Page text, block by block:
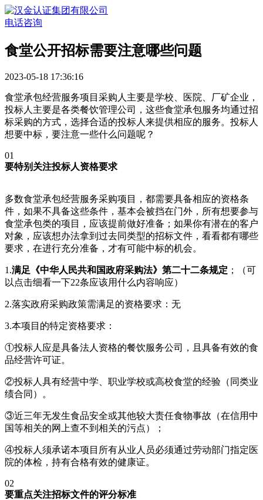
电话咨询
食堂公开招标需要注意哪些问题
2023-05-18 17:36:16
食堂承包经营服务项目采购人主要是学校、医院、厂矿企业，
投标人主要是各类餐饮管理公司，这些食堂承包服务均通过招
标采购的方式，选择合适的投标人来提供相应的服务。投标人
想要中标，要注意一些什么问题呢？
01
要特别关注投标人资格要求
多数食堂承包经营服务采购项目，都需要具备相应的资格条
件，如果不具备这些条件，基本会被挡在门外，所有想要参与
食堂承包类的项目，应该提前做好准备；如果你有潜在的客户
对象，应该想办法拿到过去同类型的招标文件，看看都有哪些
要求，在进行充分准备，才有可能中标的机会。
1.满足《中华人民共和国政府采购法》第二十二条规定 ；（可
以点击细看一下22条应该用什么内容响应）
2.落实政府采购政策需满足的资格要求：无
3.本项目的特定资格要求：
①投标人应是具备法人资格的餐饮服务公司，且具备有效的食
品经营许可证。
②投标人具有经营中学、职业学校或高校食堂的经验（同类业
绩合同）。
③近三年无发生食品安全或其他较大责任食物事故（在信用中
国等相关的网上查不到相关的污点）；
④投标人须承诺本项目所有从业人员必须通过劳动部门指定医
院的体检，持有合格有效的健康证。
02
要重点关注招标文件的评分标准